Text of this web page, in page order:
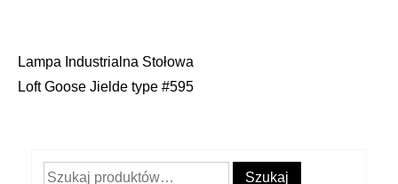
Nawigacja
Lampa Industrialna Stołowa
Loft Goose Jielde type #595
Szukaj: Szukaj